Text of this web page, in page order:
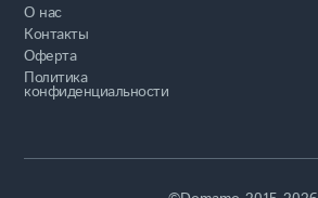
О нас
Контакты
Оферта
Политика
конфиденциальности